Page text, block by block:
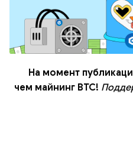
На момент
чем майнинг BTC!